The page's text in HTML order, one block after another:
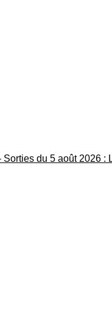
Sorties du 5 août 2026